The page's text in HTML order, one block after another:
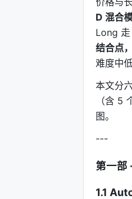
D 混合
Long
结合点
难度中
本文分
（含 5
图。
---
第一部
1.1